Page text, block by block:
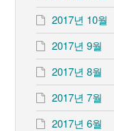
2017년 10월
2017년 9월
2017년 8월
2017년 7월
2017년 6월